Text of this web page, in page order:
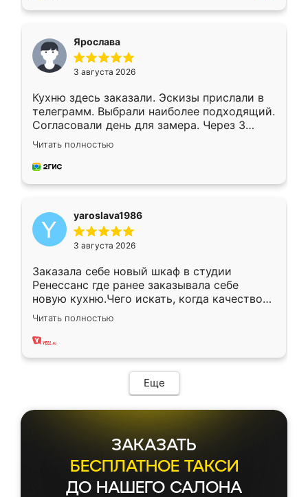
Ярослава
3 августа 2026
Кухню здесь заказали. Эскизы прислали в
телеграмм. Выбрали наиболее подходящий.
Согласовали день для замера. Через 3
недели кухня была уже готова. Остались
довольны работой. Спасибо Ренессанс
мебель за качественную работу!
Читать полностью
yaroslava1986
3 августа 2026
Заказала себе новый шкаф в студии
Ренессанс где ранее заказывала себе
новую кухню.Чего искать, когда качеством
вполне довольна. Служит кухня уже почти
два года, нареканий нет.
Читать полностью
Еще
ЗАКАЗАТЬ
БЕСПЛАТНОЕ ТАКСИ
ДО НАШЕГО САЛОНА